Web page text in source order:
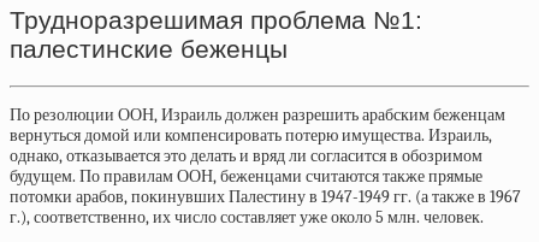
Трудноразрешимая проблема №1:
палестинские беженцы
По резолюции ООН, Израиль должен разрешить арабским беженцам
вернуться домой или компенсировать потерю имущества. Израиль,
однако, отказывается это делать и вряд ли согласится в обозримом
будущем. По правилам ООН, беженцами считаются также прямые
потомки арабов, покинувших Палестину в 1947-1949 гг. (а также в 1967
г.), соответственно, их числосоставляетуже около 5 млн. человек.